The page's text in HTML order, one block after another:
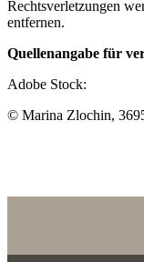
Rechtsverletzungen
entfernen.
Quellenangabe für
Adobe Stock:
© Marina Zlochin,